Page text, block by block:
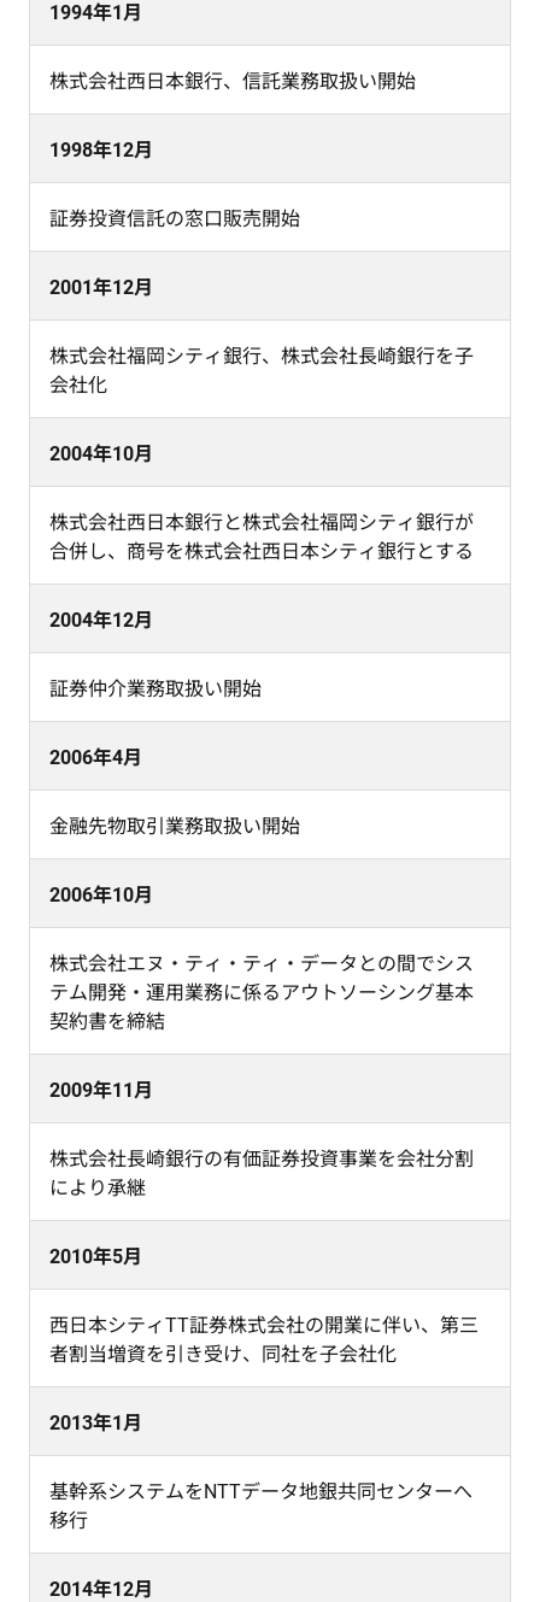
1994年1月
株式会社西日本銀行、信託業務取扱い開始
1998年12月
証券投資信託の窓口販売開始
2001年12月
株式会社福岡シティ銀行、株式会社長崎銀行を子
会社化
2004年10月
株式会社西日本銀行と株式会社福岡シティ銀行が
合併し、商号を株式会社西日本シティ銀行とする
2004年12月
証券仲介業務取扱い開始
2006年4月
金融先物取引業務取扱い開始
2006年10月
株式会社エヌ・ティ・ティ・データとの間でシス
テム開発・運用業務に係るアウトソーシング基本
契約書を締結
2009年11月
株式会社長崎銀行の有価証券投資事業を会社分割
により承継
2010年5月
西日本シティTT証券株式会社の開業に伴い、第三
者割当増資を引き受け、同社を子会社化
2013年1月
基幹系システムをNTTデータ地銀共同センターへ
移行
2014年12月